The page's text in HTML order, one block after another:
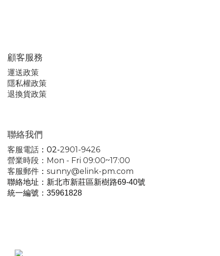
顧客服務
運送政策
隱私權政策
退換貨政策
聯絡我們
客服電話 ：02-2901-9426
營業時段：Mon - Fri 09:00~17:00
客服郵件 ： sunny@elink-pm.com
聯絡地址：新北市新莊區新樹路69-40號
統一編號 ：35961828